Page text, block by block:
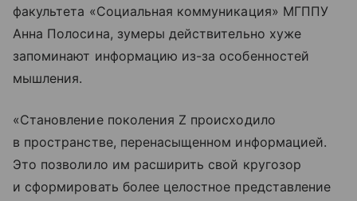
факультета «Социальная коммуникация» МГППУ
Анна Полосина, зумеры действительно хуже
запоминают информацию из-за особенностей
мышления.
«Становление поколения Z происходило
в пространстве, перенасыщенном информацией.
Это позволило им расширить свой кругозор
и сформировать более целостное представление